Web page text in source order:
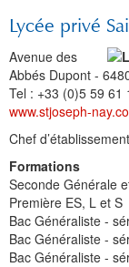
Lycée privé
Avenue des
Abbés Dupont -
Tel : +33 (0)5 59 61
www.stjoseph-
Chef
Formations
Seconde Générale
Première ES, L et S
Bac Généraliste -
Bac Généraliste -
Bac Généraliste -